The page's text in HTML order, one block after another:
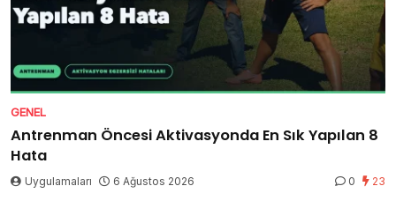
GENEL
Antrenman Öncesi Aktivasyonda En Sık Yapılan 8
Hata
Uygulamaları 6 Ağustos 2026 0 23